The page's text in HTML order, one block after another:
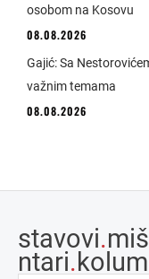
osobom na Kosovu
08.08.2026
Gajić: Sa
važnim temama
08.08.2026
stavovi.
ntari.